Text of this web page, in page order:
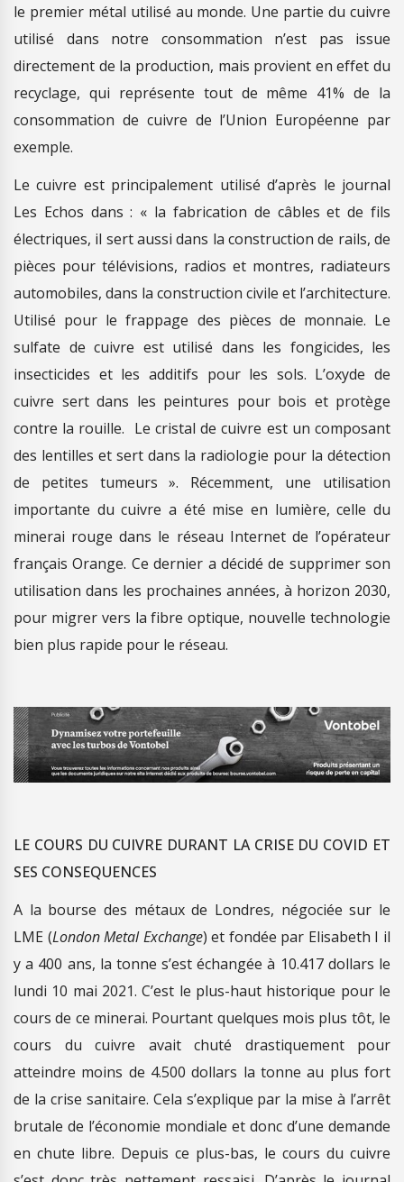
le premier métal utilisé au monde. Une partie du cuivre
utilisé dans notre consommation n’est pas issue
directement de la production, mais provient en effet du
recyclage, qui représente tout de même 41% de la
consommation de cuivre de l’Union Européenne par
exemple.
Le cuivre est principalement utilisé d’après le journal
Les Echos dans : « la fabrication de câbles et de fils
électriques, il sert aussi dans la construction de rails, de
pièces pour télévisions, radios et montres, radiateurs
automobiles, dans la construction civile et l’architecture.
Utilisé pour le frappage des pièces de monnaie. Le
sulfate de cuivre est utilisé dans les fongicides, les
insecticides et les additifs pour les sols. L’oxyde de
cuivre sert dans les peintures pour bois et protège
contre la rouille. Le cristal de cuivre est un composant
des lentilles et sert dans la radiologie pour la détection
de petites tumeurs ». Récemment, une utilisation
importante du cuivre a été mise en lumière, celle du
minerai rouge dans le réseau Internet de l’opérateur
français Orange. Ce dernier a décidé de supprimer son
utilisation dans les prochaines années, à horizon 2030,
pour migrer vers la fibre optique, nouvelle technologie
bien plus rapide pour le réseau.
LE COURS DU CUIVRE DURANT LA CRISE DU COVID ET
SES CONSEQUENCES
A la bourse des métaux de Londres, négociée sur le
LME (London Metal Exchange) et fondée par Elisabeth I il
y a 400 ans, la tonne s’est échangée à 10.417 dollars le
lundi 10 mai 2021. C’est le plus-haut historique pour le
cours de ce minerai. Pourtant quelques mois plus tôt, le
cours du cuivre avait chuté drastiquement pour
atteindre moins de 4.500 dollars la tonne au plus fort
de la crise sanitaire. Cela s’explique par la mise à l’arrêt
brutale de l’économie mondiale et donc d’une demande
en chute libre. Depuis ce plus-bas, le cours du cuivre